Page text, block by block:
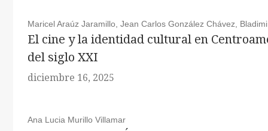
Maricel Araúz Jaramillo, Jean Carlos González Chávez,
El cine y la identidad cultural en
del siglo XXI
diciembre 16, 2025
Ana Lucia Murillo Villamar